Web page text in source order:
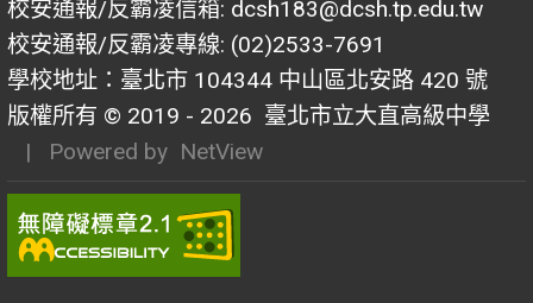
校安通報/反霸凌信箱: dcsh183@dcsh.tp.edu.tw
校安通報/反霸凌專線: (02)2533-7691
學校地址：臺北市 104344 中山區北安路 420 號
版權所有 © 2019 - 2026 臺北市立大直高級中學
| Powered by NetView